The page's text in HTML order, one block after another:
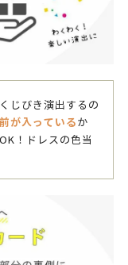
じびき演出するの
が入っているか
！ドレスの色当